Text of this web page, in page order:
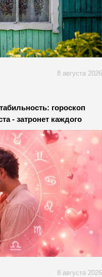
8 августа 2026
гороскоп
- затронет каждого
8 августа 2026